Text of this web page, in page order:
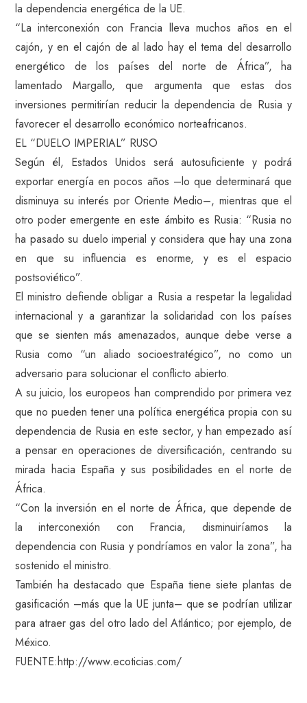
la dependencia energética de la UE.
“La interconexión con Francia lleva muchos años en el
cajón, y en el cajón de al lado hay el tema del desarrollo
energético de los países del norte de África”, ha
lamentado Margallo, que argumenta que estas dos
inversiones permitirían reducir la dependencia de Rusia y
favorecer el desarrollo económico norteafricanos.
EL “DUELO IMPERIAL” RUSO
Según él, Estados Unidos será autosuficiente y podrá
exportar energía en pocos años –lo que determinará que
disminuya su interés por Oriente Medio–, mientras que el
otro poder emergente en este ámbito es Rusia: “Rusia no
ha pasado su duelo imperial y considera que hay una zona
en que su influencia es enorme, y es el espacio
postsoviético”.
El ministro defiende obligar a Rusia a respetar la legalidad
internacional y a garantizar la solidaridad con los países
que se sienten más amenazados, aunque debe verse a
Rusia como “un aliado socioestratégico”, no como un
adversario para solucionar el conflicto abierto.
A su juicio, los europeos han comprendido por primera vez
que no pueden tener una política energética propia con su
dependencia de Rusia en este sector, y han empezado así
a pensar en operaciones de diversificación, centrando su
mirada hacia España y sus posibilidades en el norte de
África.
“Con la inversión en el norte de África, que depende de
la interconexión con Francia, disminuiríamos la
dependencia con Rusia y pondríamos en valor la zona”, ha
sostenido el ministro.
También ha destacado que España tiene siete plantas de
gasificación –más que la UE junta– que se podrían utilizar
para atraer gas del otro lado del Atlántico; por ejemplo, de
México.
FUENTE:http://www.ecoticias.com/